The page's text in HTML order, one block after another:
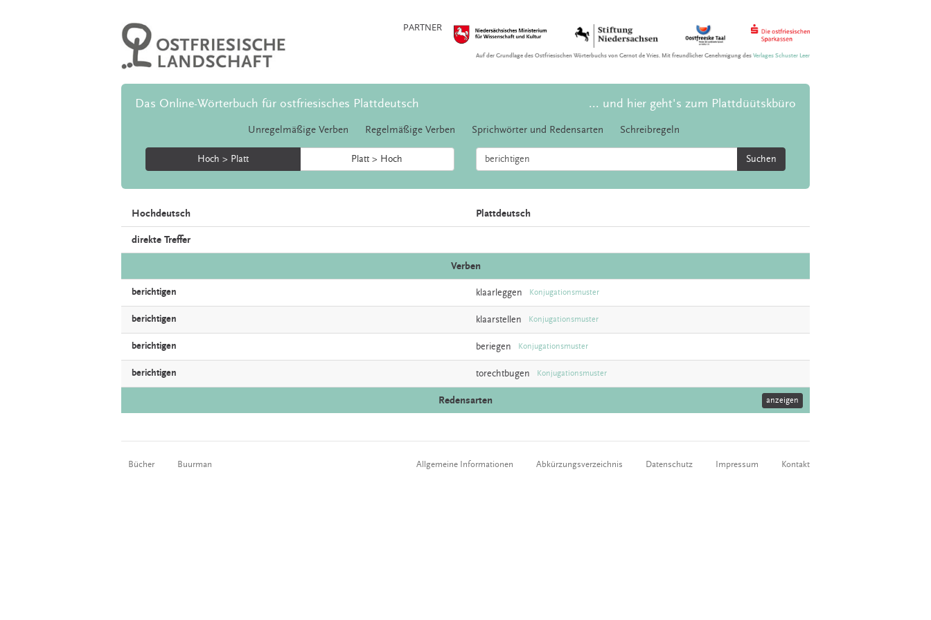
PARTNER
Auf der Grundlage des Ostfriesischen Wörterbuchs von Gernot de Vries. Mit freundlicher Genehmigung desVerlages Schuster Leer
Das Online-Wörterbuch für ostfriesisches Plattdeutsch ... und hier geht's zum Plattdüütskbüro
Unregelmäßige Verben Regelmäßige Verben Sprichwörter und Redensarten Schreibregeln
Hoch > Platt Platt > Hoch Suchen
Hochdeutsch Plattdeutsch
direkte Treffer
Verben
berichtigen klaarleggen Konjugationsmuster
berichtigen klaarstellen Konjugationsmuster
berichtigen beriegen Konjugationsmuster
berichtigen torechtbugen Konjugationsmuster
Redensarten anzeigen
Bücher Buurman Allgemeine Informationen Abkürzungsverzeichnis Datenschutz Impressum Kontakt